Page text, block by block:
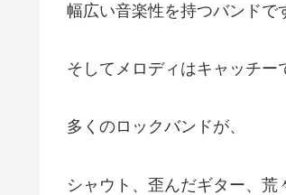
幅広い音楽性を持つバンドで
そしてメロディはキャッチー
多くのロックバンドが、
シャウト、歪んだギター、荒